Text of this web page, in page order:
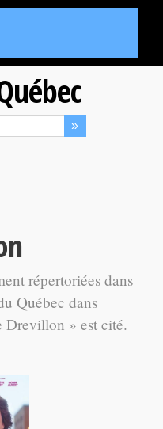
répertoriées dans
Québec dans
Drevillon » est cité.